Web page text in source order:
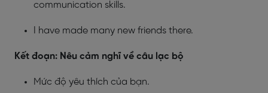
communication skills.
I have made many new friends there.
Kết đoạn: Nêu cảm nghĩ về câu lạc bộ
Mức độ yêu thích của bạn.